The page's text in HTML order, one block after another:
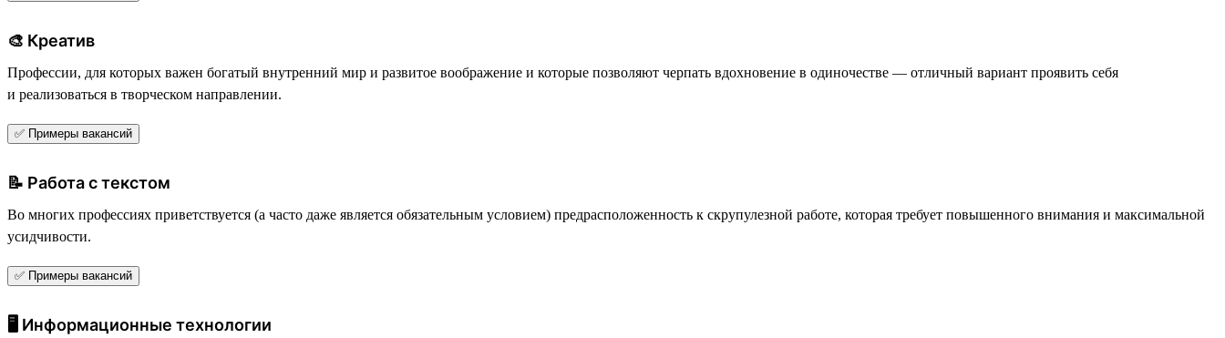
🎨 Креатив
Профессии, для которых важен богатый внутренний мир и развитое воображение и которые позволяют черпать вдохновение в одиночестве — отличный вариант проявить себя
и реализоваться в творческом направлении.
✅ Примеры вакансий
📝 Работа с текстом
Во многих профессиях приветствуется (а часто даже является обязательным условием) предрасположенность к скрупулезной работе, которая требует повышенного внимания и максимальной
усидчивости.
✅ Примеры вакансий
🖥 Информационные технологии